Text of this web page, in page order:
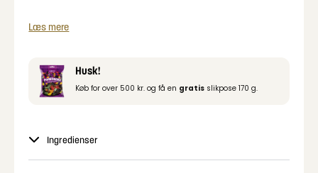
Læs mere
Husk!
Køb for over 500 kr. og få en gratis slikpose 170 g.
Ingredienser